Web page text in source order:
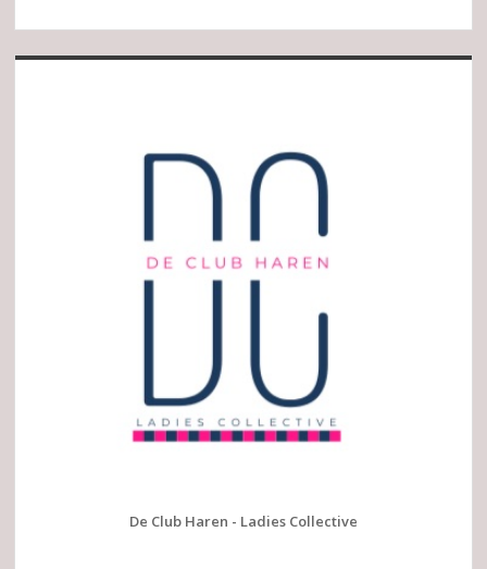
De Club Haren - Ladies Collective